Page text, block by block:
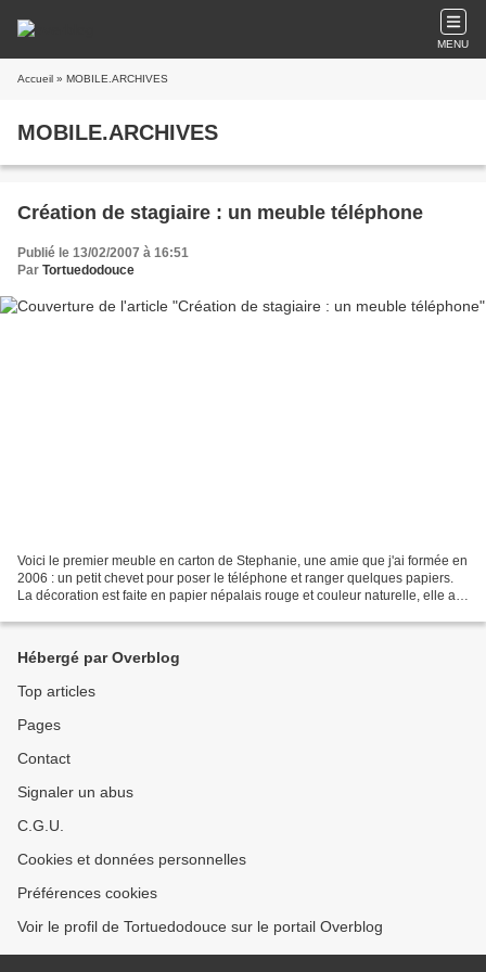
MENU
Accueil » MOBILE.ARCHIVES
MOBILE.ARCHIVES
Création de stagiaire : un meuble téléphone
Publié le 13/02/2007 à 16:51
Par Tortuedodouce
Voici le premier meuble en carton de Stephanie, une amie que j'ai formée en
2006 : un petit chevet pour poser le téléphone et ranger quelques papiers.
La décoration est faite en papier népalais rouge et couleur naturelle, elle a
Hébergé par Overblog
Top articles
Pages
Contact
Signaler un abus
C.G.U.
Cookies et données personnelles
Préférences cookies
Voir le profil de Tortuedodouce sur le portail Overblog